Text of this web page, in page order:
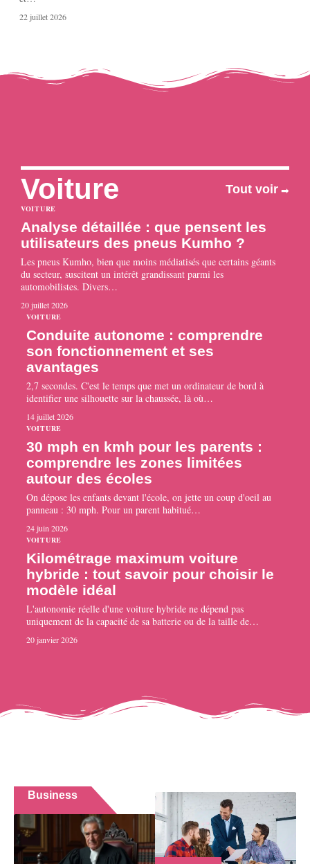
22 juillet 2026
Voiture Tout voir
VOITURE
Analyse détaillée : que pensent les
utilisateurs des pneus Kumho ?
Les pneus Kumho, bien que moins médiatisés que certains géants
du secteur, suscitent un intérêt grandissant parmi les
automobilistes. Divers…
20 juillet 2026
VOITURE
Conduite autonome : comprendre
son fonctionnement et ses
avantages
2,7 secondes. C'est le temps que met un ordinateur de bord à
identifier une silhouette sur la chaussée, là où…
14 juillet 2026
VOITURE
30 mph en kmh pour les parents :
comprendre les zones limitées
autour des écoles
On dépose les enfants devant l'école, on jette un coup d'oeil au
panneau : 30 mph. Pour un parent habitué…
24 juin 2026
VOITURE
Kilométrage maximum voiture
hybride : tout savoir pour choisir le
modèle idéal
L'autonomie réelle d'une voiture hybride ne dépend pas
uniquement de la capacité de sa batterie ou de la taille de…
20 janvier 2026
Business En voir plus